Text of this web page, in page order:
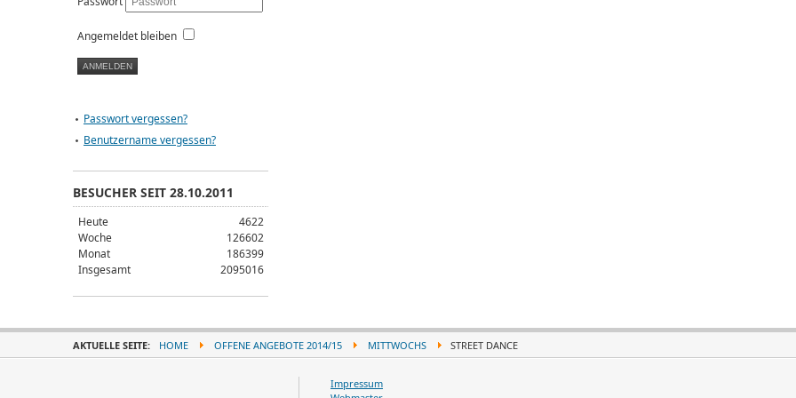
Angemeldet bleiben
Passwort vergessen?
Benutzername vergessen?
BESUCHER SEIT 28.10.2011
Heute
4622
Woche
126602
Monat
186399
Insgesamt
2095016
AKTUELLE SEITE: HOME OFFENE ANGEBOTE 2014/15 MITTWOCHS STREET DANCE
Impressum